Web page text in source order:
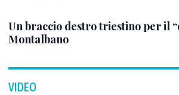
Un braccio destro triestino per il
Montalbano
VIDEO